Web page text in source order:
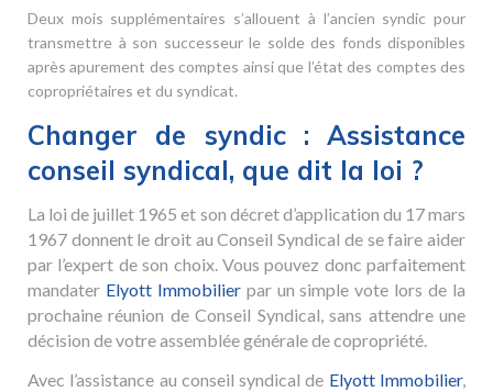
Deux mois supplémentaires s’allouent à l’ancien syndic pour
transmettre à son successeur le solde des fonds disponibles
après apurement des comptes ainsi que l’état des comptes des
copropriétaires et du syndicat.
Changer de syndic : Assistance
conseil syndical, que dit la loi ?
La loi de juillet 1965 et son décret d’application du 17 mars
1967 donnent le droit au Conseil Syndical de se faire aider
par l’expert de son choix. Vous pouvez donc parfaitement
mandater Elyott Immobilierpar un simple vote lors de la
prochaine réunion de Conseil Syndical, sans attendre une
décision de votre assemblée générale de copropriété.
Avec l’assistance au conseil syndical de Elyott Immobilier,